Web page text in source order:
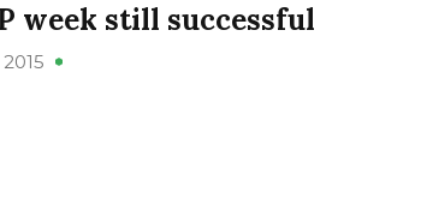
week still successful